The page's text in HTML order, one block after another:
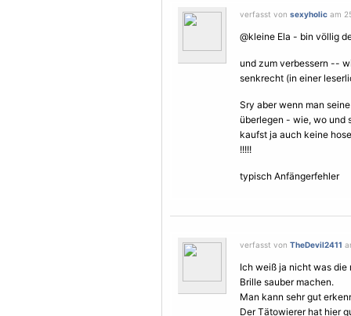
verfasst von sexyholic am
@kleine Ela - bin völlig
und zum verbessern --
senkrecht (in einer
Sry aber wenn man
überlegen - wie, wo und
kaufst ja auch keine
!!!!!
typisch Anfängerfehler
verfasst von TheDevil2411
Ich weiß ja nicht was die
Brille sauber machen.
Man kann sehr gut
Der Tätowierer hat hier